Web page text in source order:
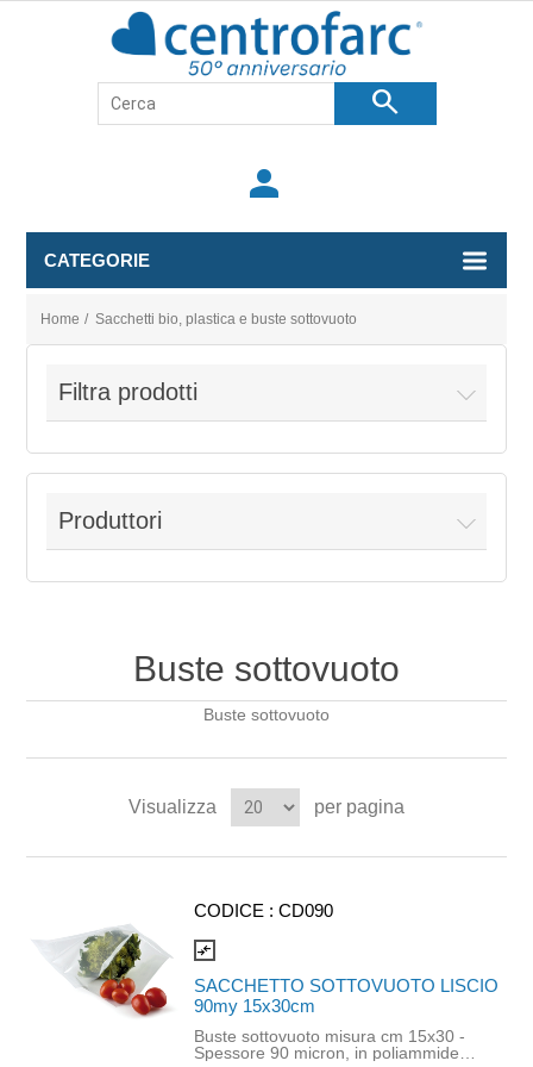
search
person
CATEGORIE
Home / Sacchetti bio, plastica e buste sottovuoto
Filtra prodotti
Produttori
Buste sottovuoto
Buste sottovuoto
Visualizza per pagina
CODICE :CD090
compare_arrows
SACCHETTO SOTTOVUOTO LISCIO
90my 15x30cm
Buste sottovuoto misura cm 15x30 -
Spessore 90 micron, in poliammide